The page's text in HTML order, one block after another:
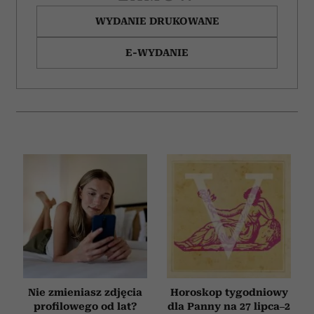
WYDANIE DRUKOWANE
E-WYDANIE
Nie zmieniasz zdjęcia
profilowego od lat?
Horoskop tygodniowy
dla Panny na 27 lipca–2